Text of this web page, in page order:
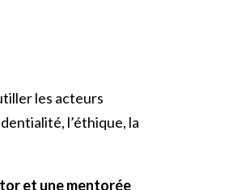
les acteurs
l’éthique, la
et une mentorée